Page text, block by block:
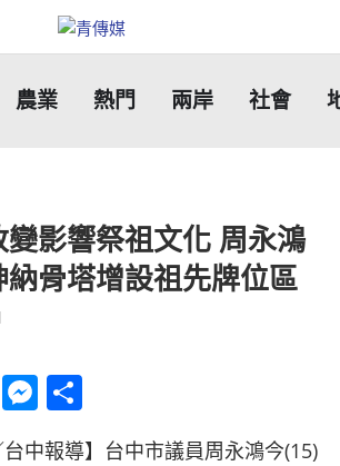
農業 熱門 兩岸 社會
變影響祭祖文化 周永鴻
納骨塔增設祖先牌位區
LineMessenger
享
台中報導】台中市議員周永鴻今(15)